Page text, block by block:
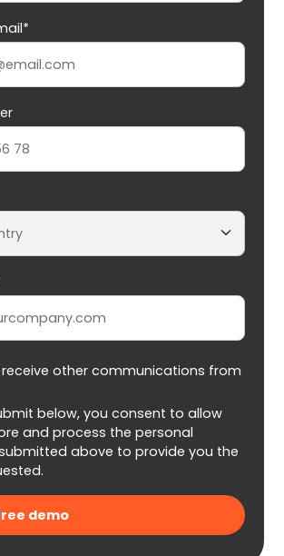
other communications from
below, you consent to allow
and process the personal
above to provide you the